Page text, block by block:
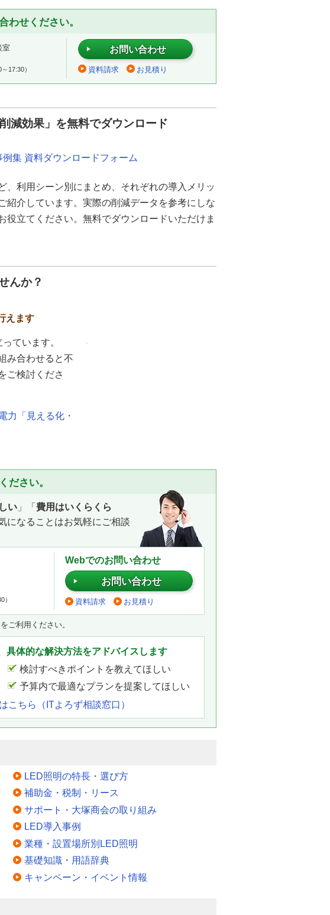
わせください。
室
17:30）
お問い合わせ
資料請求 お見積り
減効果」を無料でダウンロード
例集 資料ダウンロードフォーム
、利用シーン別にまとめ、それぞれの導入メリッ
紹介しています。実際の削減データを参考にしな
立てください。無料でダウンロードいただけま
んか？
えます
ています。
み合わせると不
ご検討くださ
力「見える化・
ださい。
い 」「 費用はいくらくら
になることはお気軽にご相談
）
Webでのお問い合わせ
お問い合わせ
資料請求 お見積り
ご利用ください。
具体的な解決方法をアドバイスします
検討すべきポイントを教えてほしい
予算内で最適なプランを提案してほしい
こちら（ITよろず相談窓口）
LED照明の特長・選び方
補助金・税制・リース
サポート・大塚商会の取り組み
LED導入事例
業種・設置場所別LED照明
基礎知識・用語辞典
キャンペーン・イベント情報